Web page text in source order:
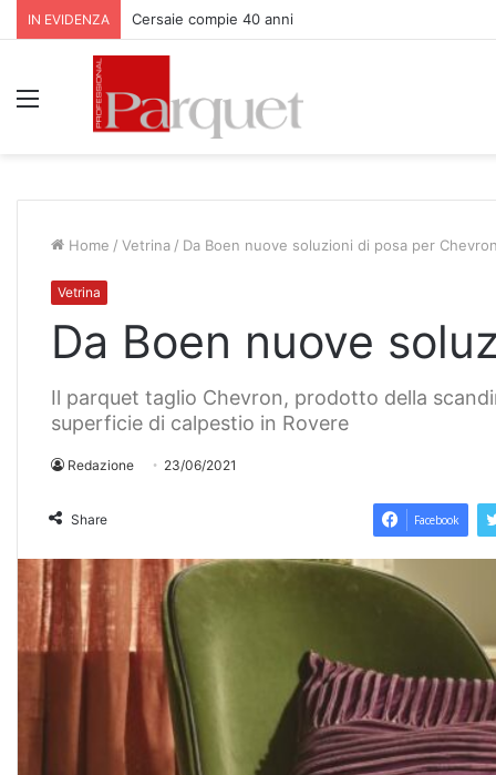
IN EVIDENZA Parquet Bauwerk all’Apfelhotel Torgglerhof in Val
Home / Vetrina / Da Boen nuove soluzioni di posa per
Vetrina
Da Boen nuove
Il parquet taglio Chevron, prodotto della
superficie di calpestio in Rovere
Redazione 23/06/2021
Share Facebook